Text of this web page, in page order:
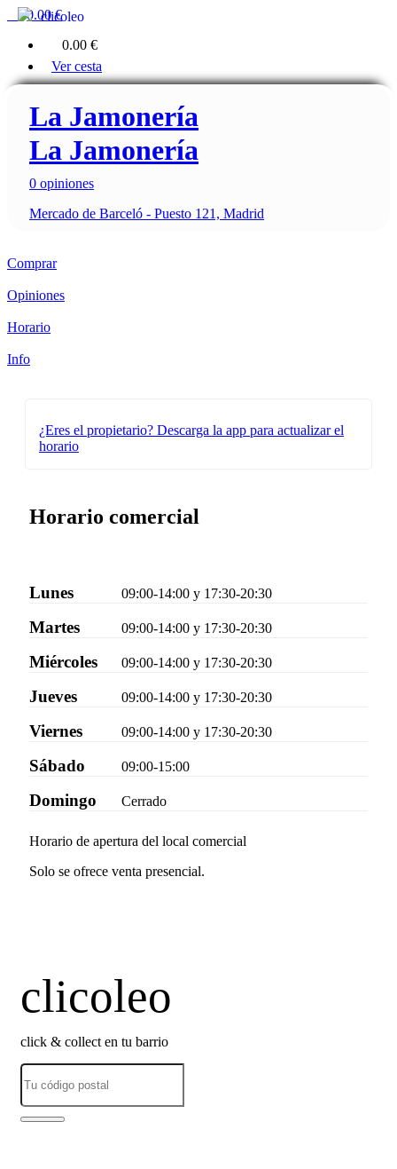
0.00 €
clicoleo
0.00 €
Ver cesta
La Jamonería
La Jamonería
0 opiniones
Mercado de Barceló - Puesto 121, Madrid
Comprar
Opiniones
Horario
Info
¿Eres el propietario? Descarga la app para actualizar el
horario
Horario comercial
Lunes 09:00-14:00 y 17:30-20:30
Martes 09:00-14:00 y 17:30-20:30
Miércoles 09:00-14:00 y 17:30-20:30
Jueves 09:00-14:00 y 17:30-20:30
Viernes 09:00-14:00 y 17:30-20:30
Sábado 09:00-15:00
Domingo Cerrado
Horario de apertura del local comercial
Solo se ofrece venta presencial.
clicoleo
click & collect en tu barrio